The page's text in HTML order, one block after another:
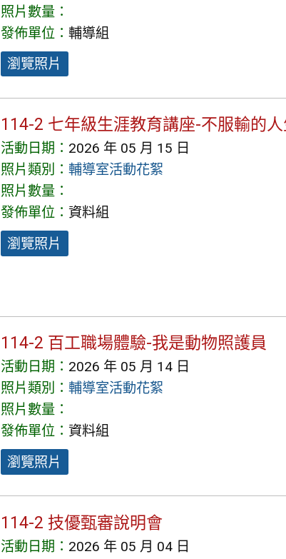
照片數量：
發佈單位： 輔導組
瀏覽照片
114-2 七年級生涯教育講座-不服輸的
活動日期： 2026 年 05 月 15 日
照片類別： 輔導室活動花絮
照片數量：
發佈單位： 資料組
瀏覽照片
114-2 百工職場體驗-我是動物照護員
活動日期： 2026 年 05 月 14 日
照片類別： 輔導室活動花絮
照片數量：
發佈單位： 資料組
瀏覽照片
114-2 技優甄審說明會
活動日期： 2026 年 05 月 04 日